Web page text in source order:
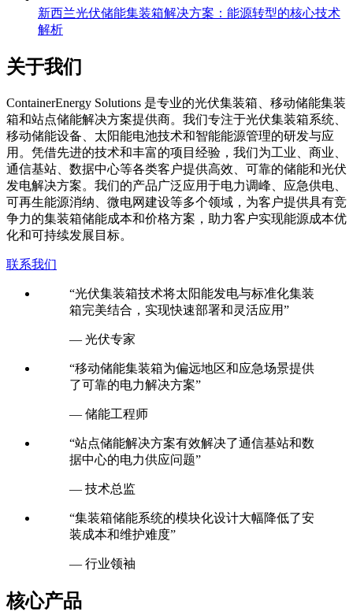
新西兰光伏储能集装箱解决方案：能源转型的核心技术
解析
关于我们
ContainerEnergy Solutions 是专业的光伏集装箱、移动储能集装
箱和站点储能解决方案提供商。我们专注于光伏集装箱系统、
移动储能设备、太阳能电池技术和智能能源管理的研发与应
用。凭借先进的技术和丰富的项目经验，我们为工业、商业、
通信基站、数据中心等各类客户提供高效、可靠的储能和光伏
发电解决方案。我们的产品广泛应用于电力调峰、应急供电、
可再生能源消纳、微电网建设等多个领域，为客户提供具有竞
争力的集装箱储能成本和价格方案，助力客户实现能源成本优
化和可持续发展目标。
联系我们
“光伏集装箱技术将太阳能发电与标准化集装
箱完美结合，实现快速部署和灵活应用”
— 光伏专家
“移动储能集装箱为偏远地区和应急场景提供
了可靠的电力解决方案”
— 储能工程师
“站点储能解决方案有效解决了通信基站和数
据中心的电力供应问题”
— 技术总监
“集装箱储能系统的模块化设计大幅降低了安
装成本和维护难度”
— 行业领袖
核心产品